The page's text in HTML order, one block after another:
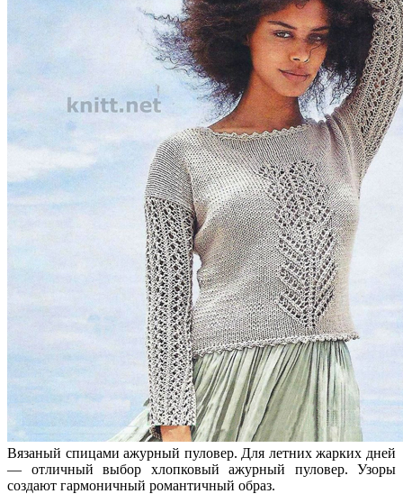
Вязаный спицами ажурный пуловер. Для летних жарких дней
— отличный выбор хлопковый ажурный пуловер. Узоры
создают гармоничный романтичный образ.